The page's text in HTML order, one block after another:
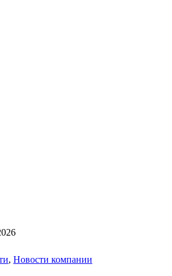
, Новости компании